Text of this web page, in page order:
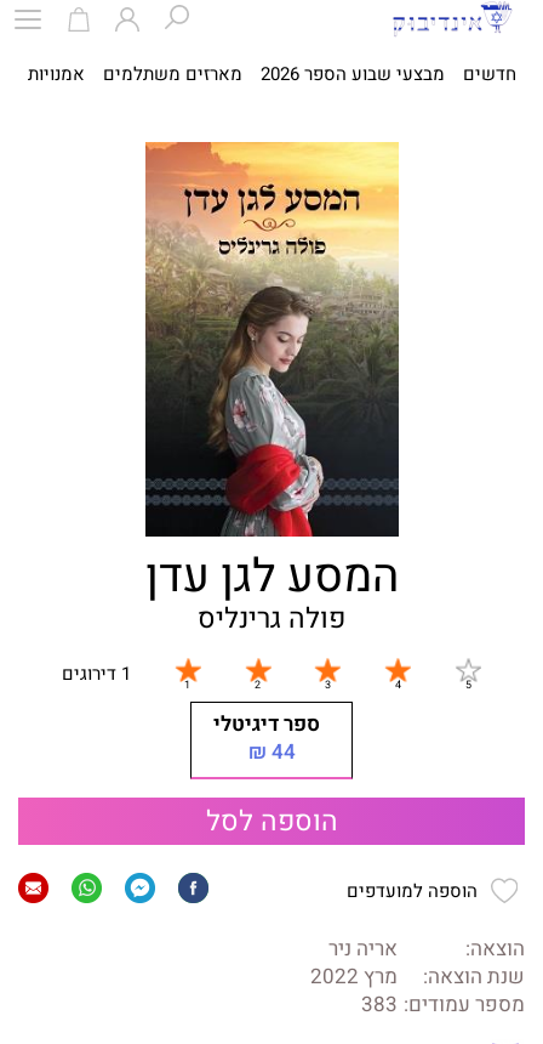
חדשים מבצעי שבוע הספר 2026 מארזים משתלמים אמנויות
המסע לגן עדן
פולה גרינליס
1 דירוגים
ספר דיגיטלי
44 ₪
הוספה לסל
הוספה למועדפים
הוצאה:
אריה ניר
שנת הוצאה:
מרץ 2022
מספר עמודים: 383